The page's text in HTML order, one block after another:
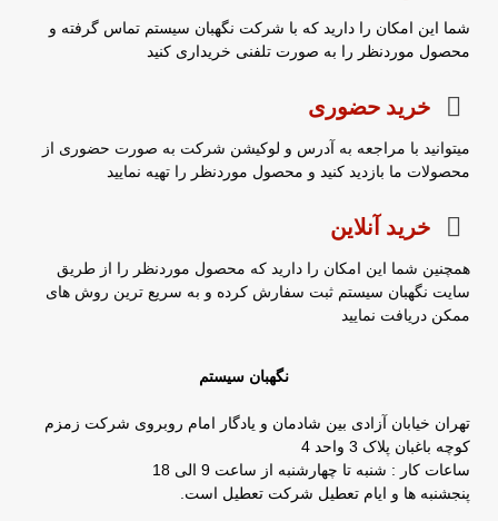
شما این امکان را دارید که با شرکت نگهبان سیستم تماس گرفته و
محصول موردنظر را به صورت تلفنی خریداری کنید
خرید حضوری
میتوانید با مراجعه به آدرس و لوکیشن شرکت به صورت حضوری از
محصولات ما بازدید کنید و محصول موردنظر را تهیه نمایید
خرید آنلاین
همچنین شما این امکان را دارید که محصول موردنظر را از طریق
سایت نگهبان سیستم ثبت سفارش کرده و به سریع ترین روش های
ممکن دریافت نمایید
نگهبان سیستم
تهران خیابان آزادی بین شادمان و یادگار امام روبروی شرکت زمزم
کوچه باغبان پلاک 3 واحد 4
ساعات کار : شنبه تا چهارشنبه از ساعت 9 الی 18
پنجشنبه ها و ایام تعطیل شرکت تعطیل است.